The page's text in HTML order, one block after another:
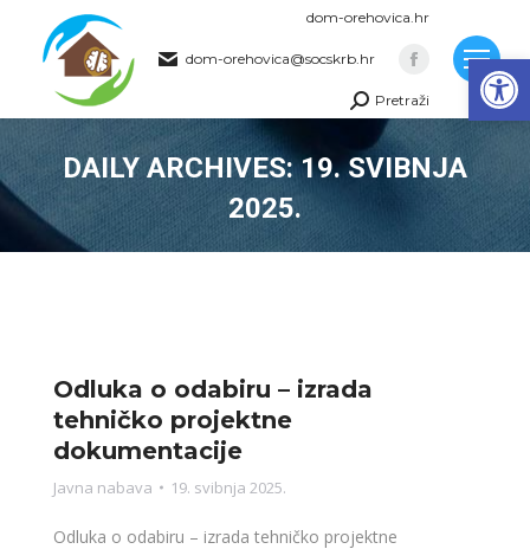
dom-orehovica.hr
dom-orehovica@socskrb.hr
Facebook
page
opens
in
Search:Pretraži
DAILY ARCHIVES:19. SVIBNJA
2025.
You are here:
Odluka o odabiru – izrada
tehničko projektne
dokumentacije
Javna nabava 19. svibnja 2025.
Odluka o odabiru – izrada tehničko projektne